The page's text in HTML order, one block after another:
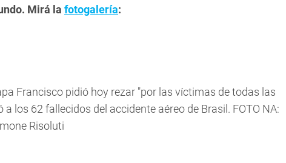
Mirá la fotogalería:
Francisco pidió hoy rezar "por las víctimas de todas las
a los 62 fallecidos del accidente aéreo de Brasil. FOTO NA:
Risoluti